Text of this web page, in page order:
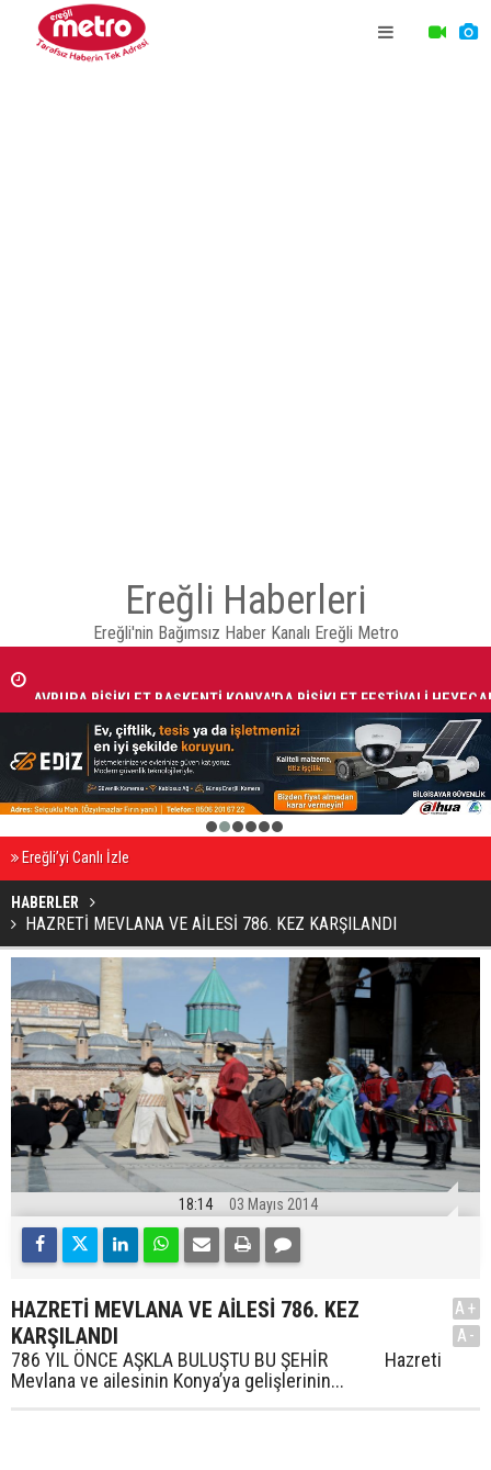
Ereğli Haberleri
Ereğli'nin Bağımsız Haber Kanalı Ereğli Metro
BAŞLADI
2 3 4 5 6
Ereğli’yi Canlı İzle
HABERLER
HAZRETİ MEVLANA VE AİLESİ 786. KEZ KARŞILANDI
18:14 03 Mayıs 2014
HAZRETİ MEVLANA VE AİLESİ 786. KEZ
KARŞILANDI
786 YIL ÖNCE AŞKLA BULUŞTU BU ŞEHİR Hazreti
Mevlana ve ailesinin Konya’ya gelişlerinin...
A+
A-